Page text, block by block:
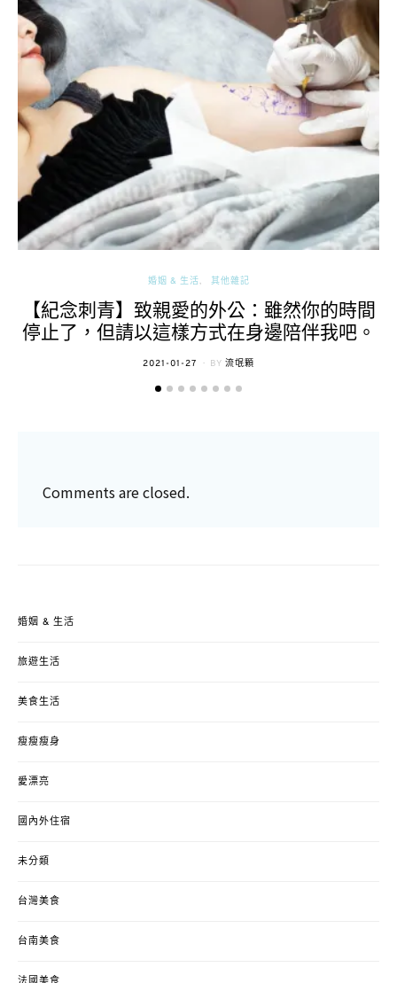
婚姻 & 生活 其他雜記
【紀念刺青】致親愛的外公：雖然你的時間
停止了，但請以這樣方式在身邊陪伴我吧。
POSTED
2021-01-27 BY 流氓顆
Comments are closed.
婚姻 & 生活
旅遊生活
美食生活
瘦瘦瘦身
愛漂亮
國內外住宿
未分類
台灣美食
台南美食